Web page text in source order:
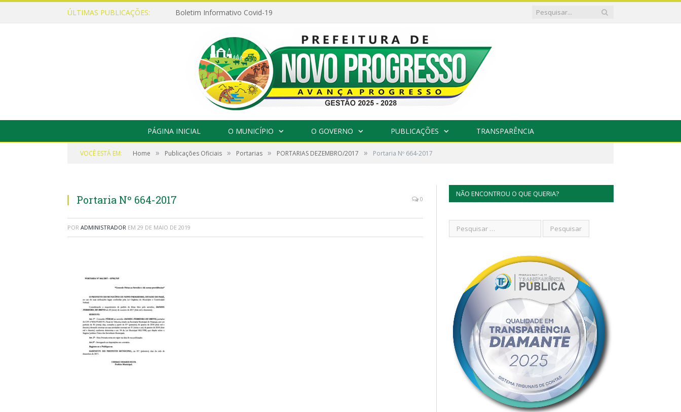
ÚLTIMAS PUBLICAÇÕES: Boletim Informativo Covid-19
PÁGINA INICIAL O MUNICÍPIO O GOVERNO PUBLICAÇÕES TRANSPARÊNCIA
VOCÊ ESTÁ EM: Home » Publicações Oficiais » Portarias » PORTARIAS DEZEMBRO/2017 » Portaria Nº 664-2017
Portaria Nº 664-2017 0
POR ADMINISTRADOR EM 29 DE MAIO DE 2019
NÃO ENCONTROU O QUE QUERIA?